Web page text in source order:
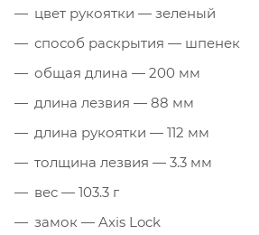
цвет рукоятки — зеленый
способ раскрытия — шпенек
общая длина — 200 мм
длина лезвия — 88 мм
длина рукоятки — 112 мм
толщина лезвия — 3.3 мм
вес — 103.3 г
замок — Axis Lock